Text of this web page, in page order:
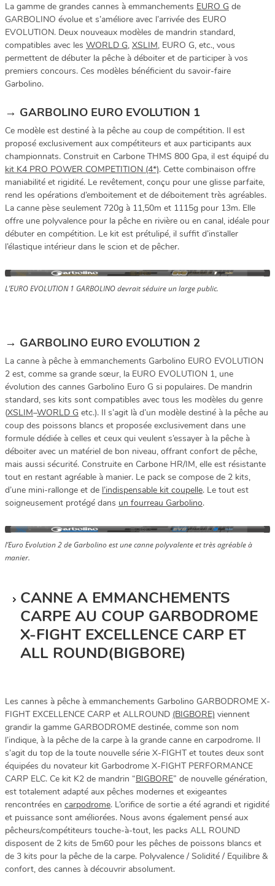
La gamme de grandes cannes à emmanchements EURO G de
GARBOLINO évolue et s’améliore avec l’arrivée des EURO
EVOLUTION. Deux nouveaux modèles de mandrin standard,
compatibles avec les WORLD G, XSLIM, EURO G, etc., vous
permettent de débuter la pêche à déboiter et de participer à vos
premiers concours. Ces modèles bénéficient du savoir-faire
Garbolino.
→ GARBOLINO EURO EVOLUTION 1
Ce modèle est destiné à la pêche au coup de compétition. Il est
proposé exclusivement aux compétiteurs et aux participants aux
championnats. Construit en Carbone THMS 800 Gpa, il est équipé du
kit K4 PRO POWER COMPETITION (4*). Cette combinaison offre
maniabilité et rigidité. Le revêtement, conçu pour une glisse parfaite,
rend les opérations d’emboitement et de déboitement très agréables.
La canne pèse seulement 720g à 11,50m et 1115g pour 13m. Elle
offre une polyvalence pour la pêche en rivière ou en canal, idéale pour
débuter en compétition. Le kit est prétulipé, il suffit d’installer
l’élastique intérieur dans le scion et de pêcher.
L’EURO EVOLUTION 1 GARBOLINO devrait séduire un large public.
→ GARBOLINO EURO EVOLUTION 2
La canne à pêche à emmanchements Garbolino EURO EVOLUTION
2 est, comme sa grande sœur, la EURO EVOLUTION 1, une
évolution des cannes Garbolino Euro G si populaires. De mandrin
standard, ses kits sont compatibles avec tous les modèles du genre
(XSLIM–WORLD G etc.). Il s’agit là d’un modèle destiné à la pêche au
coup des poissons blancs et proposée exclusivement dans une
formule dédiée à celles et ceux qui veulent s’essayer à la pêche à
déboiter avec un matériel de bon niveau, offrant confort de pêche,
mais aussi sécurité. Construite en Carbone HR/IM, elle est résistante
tout en restant agréable à manier. Le pack se compose de 2 kits,
d’une mini-rallonge et de l’indispensable kit coupelle. Le tout est
soigneusement protégé dans un fourreau Garbolino.
l’Euro Evolution 2 de Garbolino est une canne polyvalente et très agréable à
manier.
CANNE A EMMANCHEMENTS
CARPE AU COUP GARBODROME
X-FIGHT EXCELLENCE CARP ET
ALL ROUND(BIGBORE)
Les cannes à pêche à emmanchements Garbolino GARBODROME X-
FIGHT EXCELLENCE CARP et ALLROUND (BIGBORE) viennent
grandir la gamme GARBODROME destinée, comme son nom
l’indique, à la pêche de la carpe à la grande canne en carpodrome. Il
s’agit du top de la toute nouvelle série X-FIGHT et toutes deux sont
équipées du novateur kit Garbodrome X-FIGHT PERFORMANCE
CARP ELC. Ce kit K2 de mandrin “BIGBORE” de nouvelle génération,
est totalement adapté aux pêches modernes et exigeantes
rencontrées en carpodrome. L’orifice de sortie a été agrandi et rigidité
et puissance sont améliorées. Nous avons également pensé aux
pêcheurs/compétiteurs touche-à-tout, les packs ALL ROUND
disposent de 2 kits de 5m60 pour les pêches de poissons blancs et
de 3 kits pour la pêche de la carpe. Polyvalence / Solidité / Equilibre &
confort, des cannes à découvrir absolument.